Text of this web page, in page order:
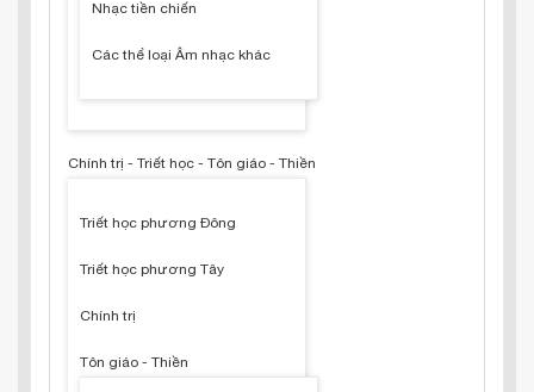
Nhạc tiền chiến
Các thể loại Âm nhạc khác
Chính trị - Triết học - Tôn giáo - Thiền
Triết học phương Đông
Triết học phương Tây
Chính trị
Tôn giáo - Thiền